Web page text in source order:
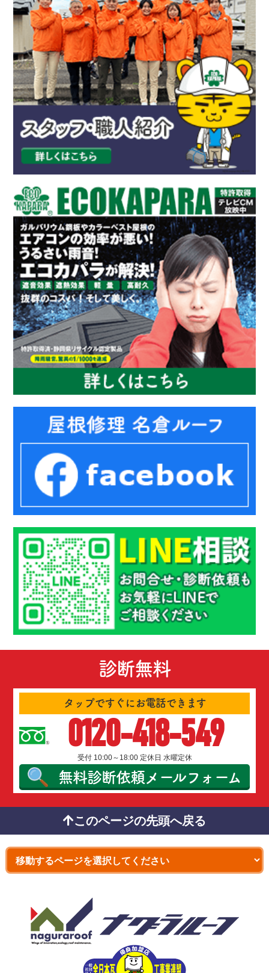
診断無料
タップですぐにお電話できます
0120-418-549
受付 10:00～18:00 定休日 水曜定休
無料診断依頼メールフォーム
このページの先頭へ戻る